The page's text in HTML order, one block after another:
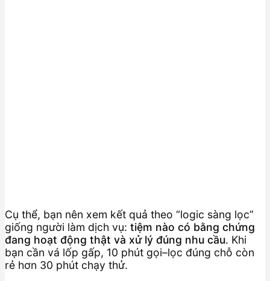
Cụ thể, bạn nên xem kết quả theo “logic sàng lọc”
giống người làm dịch vụ: tiệm nào có bằng chứng
đang hoạt động thật và xử lý đúng nhu cầu. Khi
bạn cần vá lốp gấp, 10 phút gọi–lọc đúng chỗ còn
rẻ hơn 30 phút chạy thử.